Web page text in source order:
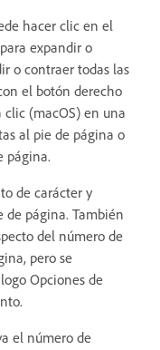
hacer clic en el
expandir o
o contraer todas las
el botón derecho
(macOS) en una
al pie de página o
página.
de carácter y
página. También
del número de
pero se
Opciones de
el número de